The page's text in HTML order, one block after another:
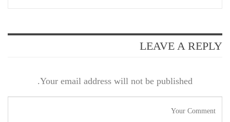
LEAVE A REPLY
Your email address will not be published.